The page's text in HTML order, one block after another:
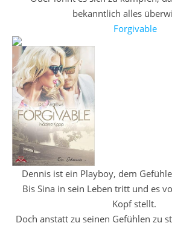
bekanntlich alles
Forgivable
Dennis ist ein Playboy, dem
Bis Sina in sein Leben tritt und es
Kopf stellt.
Doch anstatt zu seinen Gefühlen zu